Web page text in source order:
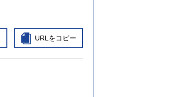
URLをコピー